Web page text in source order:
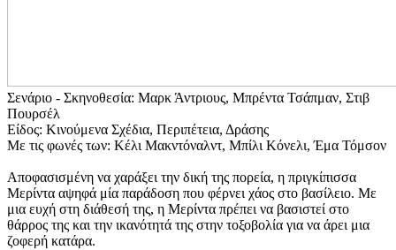
Σενάριο - Σκηνοθεσία: Μαρκ Άντριους, Μπρέντα Τσάπμαν, Στιβ
Πουρσέλ
Είδος: Κινούμενα Σχέδια, Περιπέτεια, Δράσης
Με τις φωνές των: Κέλι Μακντόναλντ, Μπίλι Κόνελι, Έμα Τόμσον
Αποφασισμένη να χαράξει την δική της πορεία, η πριγκίπισσα
Μερίντα αψηφά μία παράδοση που φέρνει χάος στο βασίλειο. Με
μια ευχή στη διάθεσή της, η Μερίντα πρέπει να βασιστεί στο
θάρρος της και την ικανότητά της στην τοξοβολία για να άρει μια
ζοφερή κατάρα.